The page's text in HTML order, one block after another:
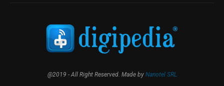
@2019 - All Right Reserved. Made by Nanotel SRL